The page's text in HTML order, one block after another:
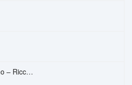
Sara Perche Ti Amo – Ricchi E Poveri